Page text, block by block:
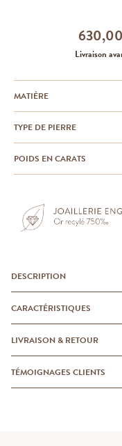
Livraison
MATIÈRE
TYPE DE PIERRE
POIDS EN CARATS
DESCRIPTION
CARACTÉRISTIQUES
LIVRAISON & RETOUR
TÉMOIGNAGES CLIENTS